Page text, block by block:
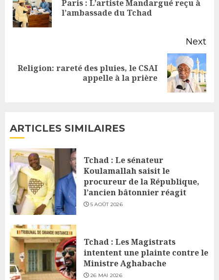
Paris : L’artiste Mandargué reçu à
l’ambassade du Tchad
Next
Next
Religion: rareté des pluies, le CSAI
appelle à la prière
ARTICLES SIMILAIRES
Tchad : Le sénateur
Koulamallah saisit le
procureur de la République,
l’ancien bâtonnier réagit
5 AOÛT 2026
Tchad : Les Magistrats
intentent une plainte contre le
Ministre Aghabache
26 MAI 2026